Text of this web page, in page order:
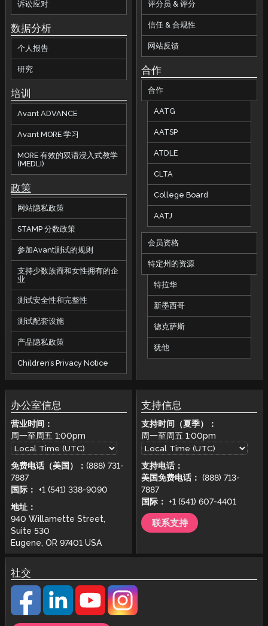
诉讼应对
数据分析
个人报告
研究
培训
Avant ADVANCE
Avant MORE 学习
MORE 有效的双语浸入式教学
(MEDLI)
政策
网站隐私政策
STAMP 分数政策
参加Avant测试的规则
支持少数族裔和女性拥有的企
业
测试安全性和完整性
测试配套设施
产品隐私政策
Children’s Privacy Notice
评分员 & 评分
信任 & 合规性
网站反馈
合作
合作
AATG
AATSP
ATDLE
CLTA
College Board
AATJ
会员资格
特定州的资源
特拉华
新墨西哥
德克萨斯
犹他
办公室信息
营业时间：
周一至周五 1:00pm
免费电话（美国）： (888) 731-
7887
国际：
+1 (541) 338-9090
地址：
940 Willamette Street,
Suite 530
Eugene, OR 97401 USA
支持信息
支持时间（夏季）：
周一至周五1:00pm
支持电话：
美国免费电话： (888) 713-
7887
国际：
+1 (541) 607-4401
联系支持
社交